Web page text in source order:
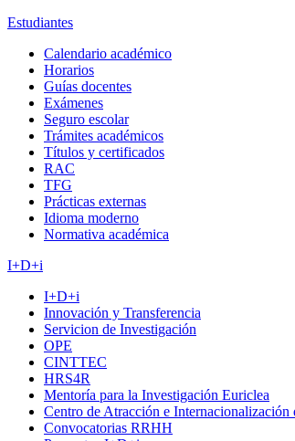
Estudiantes
Calendario académico
Horarios
Guías docentes
Exámenes
Seguro escolar
Trámites académicos
Títulos y certificados
RAC
TFG
Prácticas externas
Idioma moderno
Normativa académica
I+D+i
I+D+i
Innovación y Transferencia
Servicion de Investigación
OPE
CINTTEC
HRS4R
Mentoría para la Investigación Euriclea
Centro de Atracción e
Convocatorias RRHH